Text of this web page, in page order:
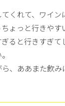
くれて、ワイン
ょっと行きやす
ると行きすぎて
、ああまた飲み